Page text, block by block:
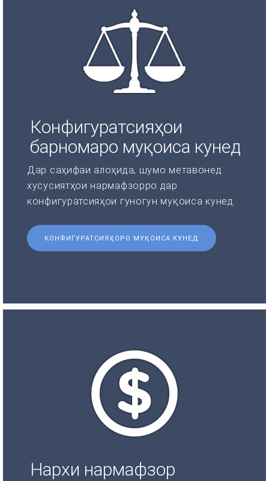
Конфигуратсияҳои
барномаро муқоиса кунед
Дар саҳифаи алоҳида, шумо метавонед
хусусиятҳои нармафзорро дар
конфигуратсияҳои гуногун муқоиса кунед.
КОНФИГУРАТСИЯҲОРО МУҚОИСА КУНЕД
Нархи нармафзор